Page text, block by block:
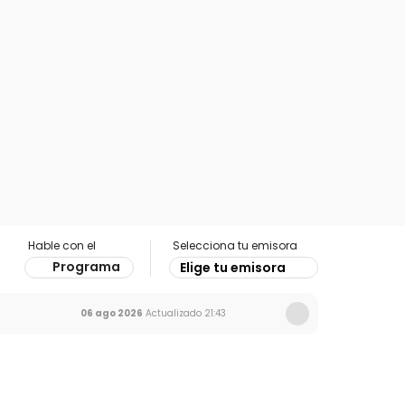
Hable con el
Programa
Selecciona tu emisora
Elige tu emisora
06 ago 2026 Actualizado 21:43